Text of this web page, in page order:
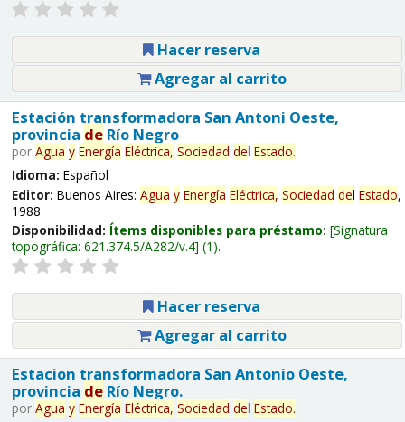
Hacer reserva
Agregar al carrito
Estación transformadora San Antoni Oeste,
provincia deRío Negro
por Agua y Energía Eléctrica, Sociedad del Estado.
Idioma: Español
Editor: Buenos Aires: Agua y Energía Eléctrica, Sociedad del Estado,
1988
Disponibilidad: Ítems disponibles para préstamo: Signatura
topográfica: 621.374.5/A282/v.4 (1).
Hacer reserva
Agregar al carrito
Estacion transformadora San Antonio Oeste,
provincia deRío Negro.
por Agua y Energía Eléctrica, Sociedad del Estado.